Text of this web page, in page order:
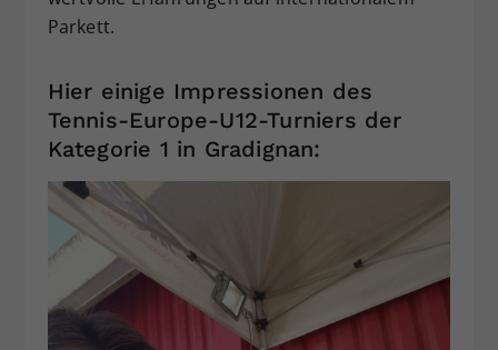
Parkett.
Hier einige Impressionen des
Tennis-Europe-U12-Turniers der
Kategorie 1 in Gradignan: